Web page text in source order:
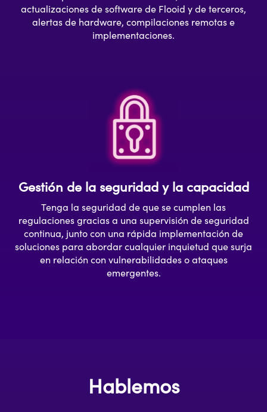
actualizaciones de software de Flooid y de terceros,
alertas de hardware, compilaciones remotas e
implementaciones.
Gestión de la seguridad y la capacidad
Tenga la seguridad de que se cumplen las
regulaciones gracias a una supervisión de seguridad
continua, junto con una rápida implementación de
soluciones para abordar cualquier inquietud que surja
en relación con vulnerabilidades o ataques
emergentes.
Hablemos